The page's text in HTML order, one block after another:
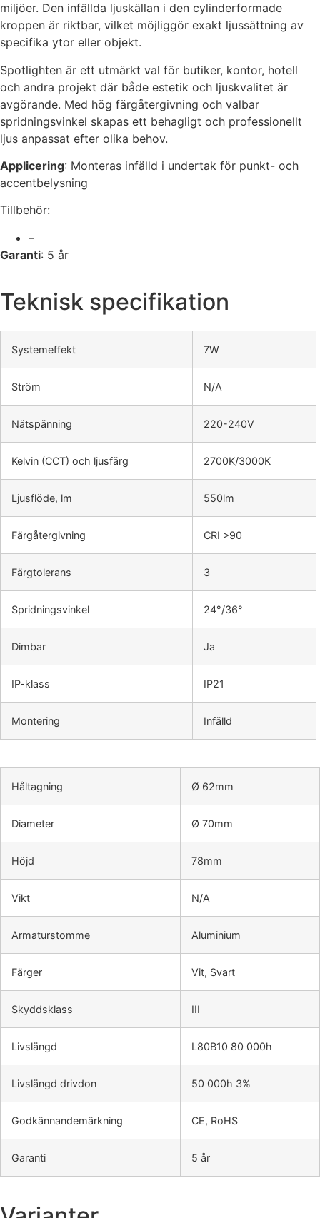
miljöer. Den infällda ljuskällan i den cylinderformade
kroppen är riktbar, vilket möjliggör exakt ljussättning av
specifika ytor eller objekt.
Spotlighten är ett utmärkt val för butiker, kontor, hotell
och andra projekt där både estetik och ljuskvalitet är
avgörande. Med hög färgåtergivning och valbar
spridningsvinkel skapas ett behagligt och professionellt
ljus anpassat efter olika behov.
Applicering: Monteras infälld i undertak för punkt- och
accentbelysning
Tillbehör:
–
Garanti: 5 år
Teknisk specifikation
Systemeffekt 7W
Ström N/A
Nätspänning 220-240V
Kelvin (CCT) och ljusfärg 2700K/3000K
Ljusflöde, lm 550lm
Färgåtergivning CRI >90
Färgtolerans 3
Spridningsvinkel 24°/36°
Dimbar Ja
IP-klass IP21
Montering Infälld
Håltagning Ø 62mm
Diameter Ø 70mm
Höjd 78mm
Vikt N/A
Armaturstomme Aluminium
Färger Vit, Svart
Skyddsklass III
Livslängd L80B10 80 000h
Livslängd drivdon 50 000h 3%
Godkännandemärkning CE, RoHS
Garanti 5 år